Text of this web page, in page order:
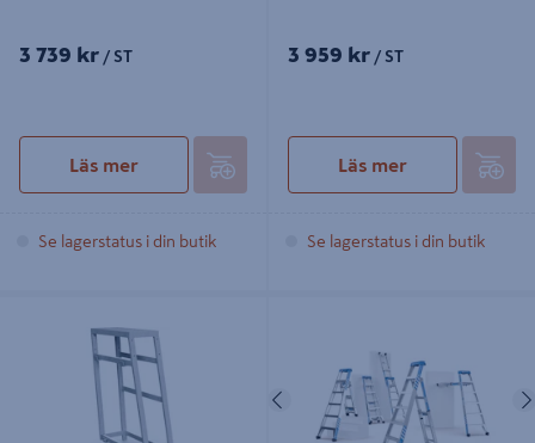
3 739 kr / ST
Läs mer
Se lagerstatus i din butik
3 959 kr / ST
Läs mer
Se lagerstatus i din butik
Föregående